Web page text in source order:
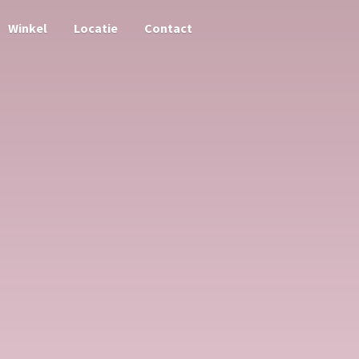
Winkel Locatie Contact